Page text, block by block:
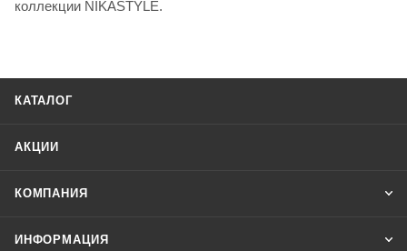
коллекции NIKASTYLE.
КАТАЛОГ
АКЦИИ
КОМПАНИЯ
ИНФОРМАЦИЯ